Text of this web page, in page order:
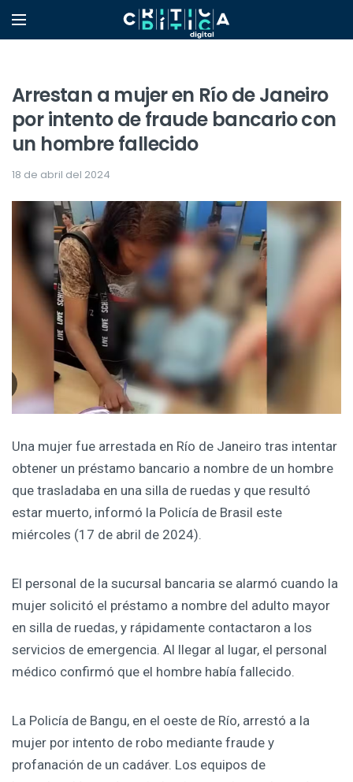
Arrestan a mujer en Río de Janeiro
por intento de fraude bancario con
un hombre fallecido
18 de abril del 2024
Una mujer fue arrestada en Río de Janeiro tras intentar
obtener un préstamo bancario a nombre de un hombre
que trasladaba en una silla de ruedas y que resultó
estar muerto, informó la Policía de Brasil este
miércoles (17 de abril de 2024).
El personal de la sucursal bancaria se alarmó cuando la
mujer solicitó el préstamo a nombre del adulto mayor
en silla de ruedas, y rápidamente contactaron a los
servicios de emergencia. Al llegar al lugar, el personal
médico confirmó que el hombre había fallecido.
La Policía de Bangu, en el oeste de Río, arrestó a la
mujer por intento de robo mediante fraude y
profanación de un cadáver. Los equipos de